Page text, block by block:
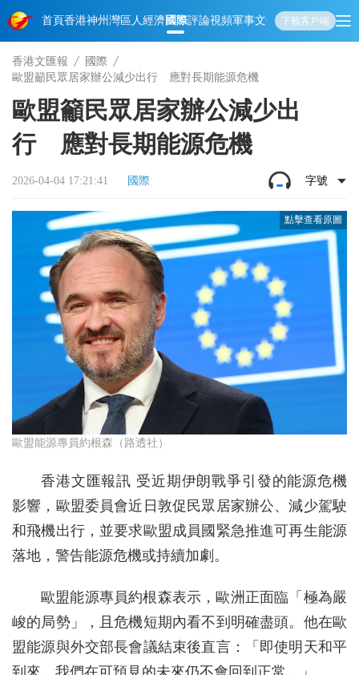
首頁香港神州 灣區人經濟國際評論視頻軍事文化 娛樂生活教育體
下載客戶端
香港文匯報
國際
歐盟籲民眾居家辦公減少出行 應對長期能源危機
歐盟籲民眾居家辦公減少出
行 應對長期能源危機
2026-04-04 17:21:41 國際 字號
歐盟能源專員約根森（路透社）
香港文匯報訊 受近期伊朗戰爭引發的能源危機
影響，歐盟委員會近日敦促民眾居家辦公、減少駕駛
和飛機出行，並要求歐盟成員國緊急推進可再生能源
落地，警告能源危機或持續加劇。
歐盟能源專員約根森表示，歐洲正面臨「極為嚴
峻的局勢」，且危機短期內看不到明確盡頭。他在歐
盟能源與外交部長會議結束後直言：「即使明天和平
到來，我們在可預見的未來仍不會回到正常。」